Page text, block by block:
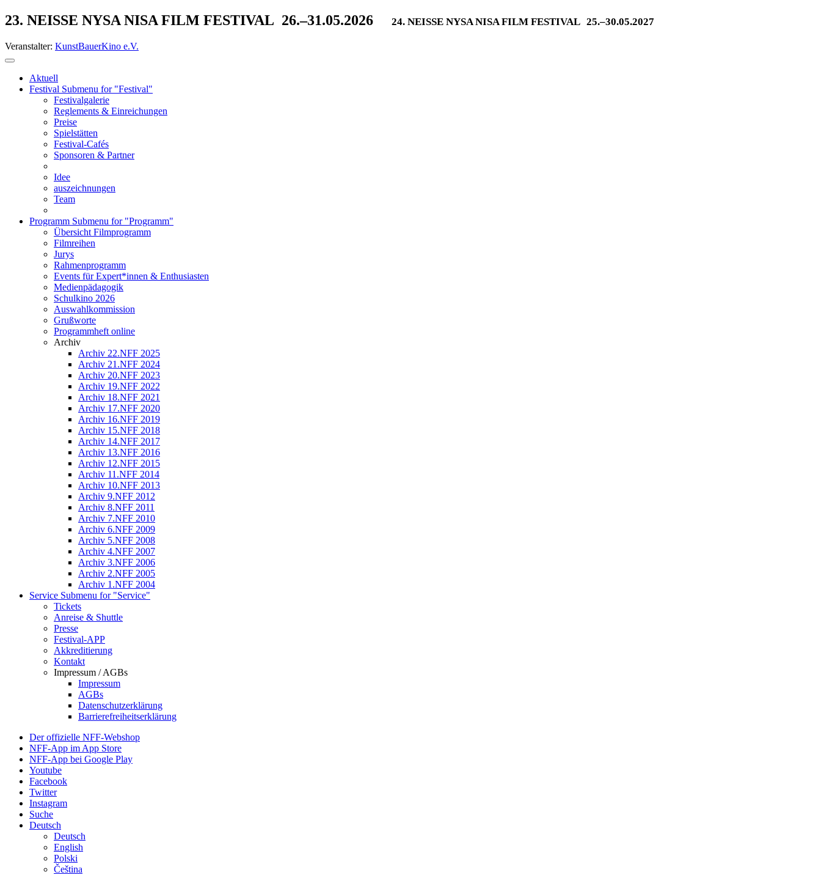
23. NEISSE NYSA NISA FILM FESTIVAL 26.–31.05.2026 24. NEISSE NYSA NISA FILM FESTIVAL 25.–30.05.2027
Veranstalter: KunstBauerKino e.V.
Aktuell
Festival Submenu for "Festival"
Festivalgalerie
Reglements & Einreichungen
Preise
Spielstätten
Festival-Cafés
Sponsoren & Partner
Idee
auszeichnungen
Team
Programm Submenu for "Programm"
Übersicht Filmprogramm
Filmreihen
Jurys
Rahmenprogramm
Events für Expert*innen & Enthusiasten
Medienpädagogik
Schulkino 2026
Auswahlkommission
Grußworte
Programmheft online
Archiv
Archiv 22.NFF 2025
Archiv 21.NFF 2024
Archiv 20.NFF 2023
Archiv 19.NFF 2022
Archiv 18.NFF 2021
Archiv 17.NFF 2020
Archiv 16.NFF 2019
Archiv 15.NFF 2018
Archiv 14.NFF 2017
Archiv 13.NFF 2016
Archiv 12.NFF 2015
Archiv 11.NFF 2014
Archiv 10.NFF 2013
Archiv 9.NFF 2012
Archiv 8.NFF 2011
Archiv 7.NFF 2010
Archiv 6.NFF 2009
Archiv 5.NFF 2008
Archiv 4.NFF 2007
Archiv 3.NFF 2006
Archiv 2.NFF 2005
Archiv 1.NFF 2004
Service Submenu for "Service"
Tickets
Anreise & Shuttle
Presse
Festival-APP
Akkreditierung
Kontakt
Impressum / AGBs
Impressum
AGBs
Datenschutzerklärung
Barrierefreiheitserklärung
Der offizielle NFF-Webshop
NFF-App im App Store
NFF-App bei Google Play
Youtube
Facebook
Twitter
Instagram
Suche
Deutsch
Deutsch
English
Polski
Čeština